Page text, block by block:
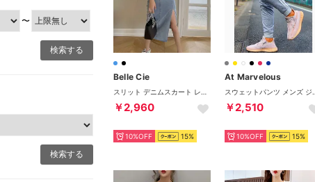
〜
Belle Cie
￥2,960
10%OFF 15%
At Marvelous
￥2,510
10%OFF 15%